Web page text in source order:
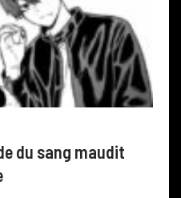
du sang maudit